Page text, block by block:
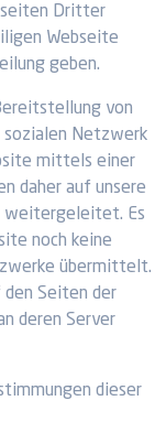
Dritter
Webseite
geben.
von
sozialen Netzwerk
mittels einer
daher auf unsere
weitergeleitet. Es
noch keine
übermittelt.
den Seiten der
deren Server
dieser